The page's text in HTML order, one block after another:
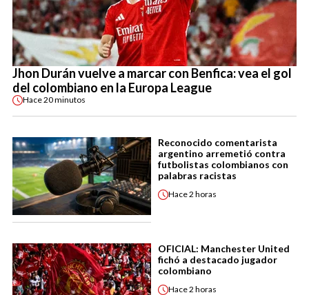
Jhon Durán vuelve a marcar con Benfica: vea el gol
del colombiano en la Europa League
Hace20 minutos
Reconocido comentarista
argentino arremetió contra
futbolistas colombianos con
palabras racistas
Hace2 horas
OFICIAL: Manchester United
fichó a destacado jugador
colombiano
Hace2 horas